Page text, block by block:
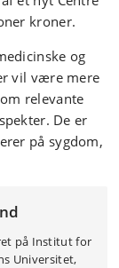
kroner.
og
vil være mere
relevante
De er
på sygdom,
på Institut for
Universitet,